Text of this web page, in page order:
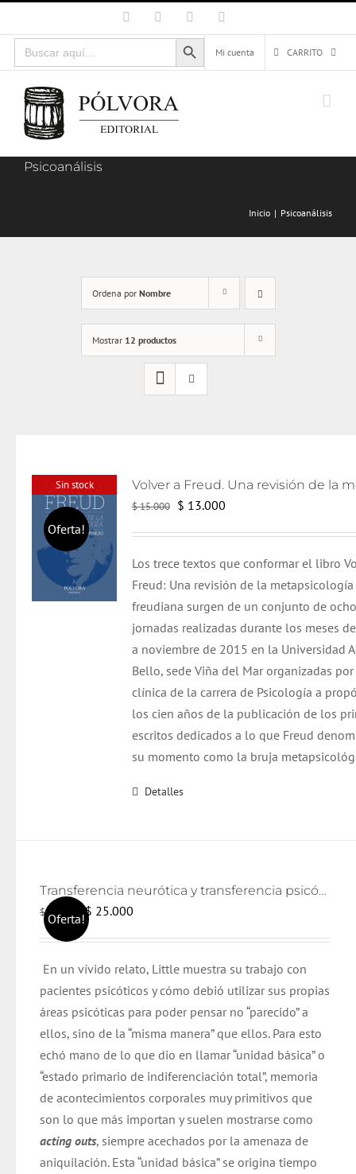
al
contenido
Facebook Instagram
Buscar:
Botón de búsqueda
Mi cuenta
CARRITO
Psicoanálisis
Inicio Psicoanálisis
Ordena por Nombre
Mostrar 12 productos
Sin stock
Oferta!
$15.000
El
era:
$ 15.000.
$ 13.000El
es:
$ 13.000.
Los trece textos que conformar el libro
Freud: Una revisión de la metapsicología
freudiana surgen de un conjunto de ocho
jornadas realizadas durante los meses
a noviembre de 2015 en la Universidad
Bello, sede Viña del Mar organizadas
clínica de la carrera de Psicología a
los cien años de la publicación de los
escritos dedicados a lo que Freud
su momento como la bruja
Detalles
Oferta!
Transferencia neurótica y transferencia psicótica (2da edición)
$26.000
El
precio
era:
$ 26.000.
$ 25.000
es:
$ 25.000.
En un vívido relato, Little muestra su trabajo con
pacientes psicóticos y cómo debió utilizar sus propias
áreas psicóticas para poder pensar no “parecido” a
ellos, sino de la “misma manera” que ellos. Para esto
echó mano de lo que dio en llamar “unidad básica” o
“estado primario de indiferenciación total”, memoria
de acontecimientos corporales muy primitivos que
son lo que más importan y suelen mostrarse como
acting outs, siempre acechados por la amenaza de
aniquilación. Esta “unidad básica” se origina tiempo